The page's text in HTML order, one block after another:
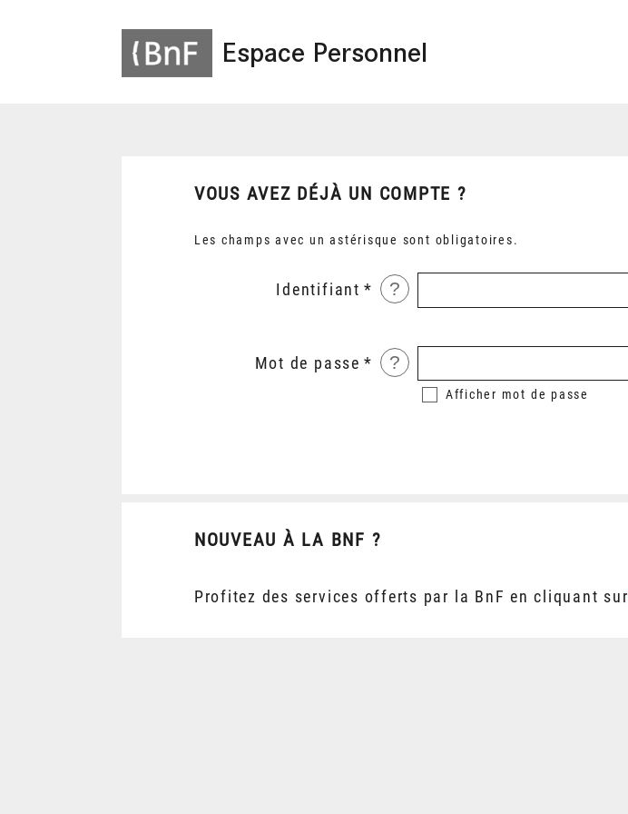
Espace Personnel
VOUS AVEZ DÉJÀ UN COMPTE ?
Les champs avec un astérisque sont obligatoires.
Identifiant ?
Mot de passe ?
Afficher mot de passe
NOUVEAU À LA BNF ?
Profitez des services offerts par la BnF en cliquant sur